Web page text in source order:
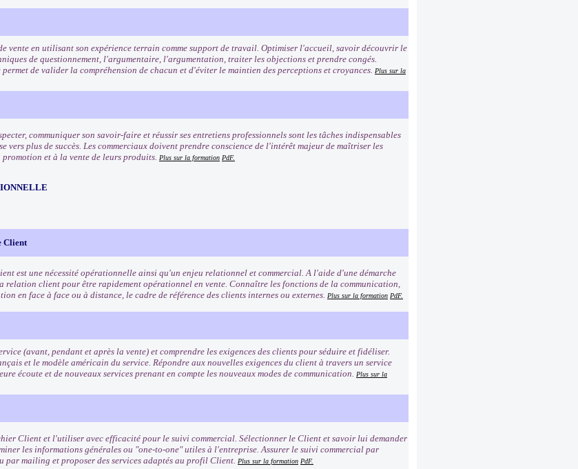
vente en utilisant son expérience terrain comme support de travail. Optimiser l'accueil, savoir découvrir le
de questionnement, l'argumentaire, l'argumentation, traiter les objections et prendre congés.
de valider la compréhension de chacun et d'éviter le maintien des perceptions et croyances. Plus sur la
communiquer son savoir-faire et réussir ses entretiens professionnels sont les tâches indispensables
vers plus de succès. Les commerciaux doivent prendre conscience de l'intérêt majeur de maîtriser les
et à la vente de leurs produits. Plus sur la formation PdF.
Client
est une nécessité opérationnelle ainsi qu'un enjeu relationnel et commercial. A l'aide d'une démarche
relation client pour être rapidement opérationnel en vente. Connaître les fonctions de la communication,
en face à face ou à distance, le cadre de référence des clients internes ou externes. Plus sur la formation PdF.
(avant, pendant et après la vente) et comprendre les exigences des clients pour séduire et fidéliser.
et le modèle américain du service. Répondre aux nouvelles exigences du client à travers un service
écoute et de nouveaux services prenant en compte les nouveaux modes de communication. Plus sur la
Client et l'utiliser avec efficacité pour le suivi commercial. Sélectionner le Client et savoir lui demander
les informations générales ou "one-to-one" utiles à l'entreprise. Assurer le suivi commercial par
par mailing et proposer des services adaptés au profil Client. Plus sur la formation PdF.